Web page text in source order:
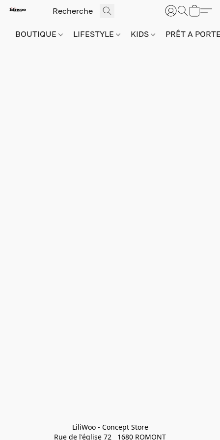
BOUTIQUE LIFESTYLE KIDS PRÊT A
LiliWoo - Concept Store
Rue de l'église 72   1680 ROMONT